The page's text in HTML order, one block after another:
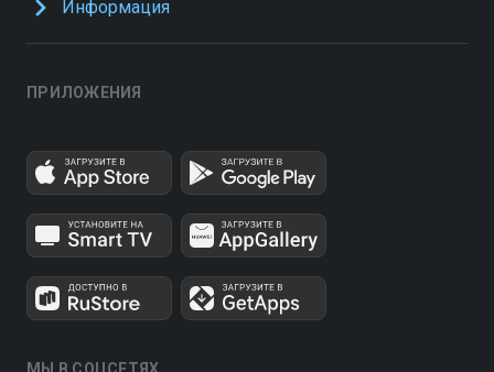
Информация
ПРИЛОЖЕНИЯ